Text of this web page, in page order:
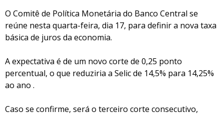
O Comitê de Política Monetária do Banco Central se
reúne nesta quarta-feira, dia 17, para definir a nova taxa
básica de juros da economia.
A expectativa é de um novo corte de 0,25 ponto
percentual, o que reduziria a Selic de 14,5% para 14,25%
ao ano .
Caso se confirme, será o terceiro corte consecutivo,